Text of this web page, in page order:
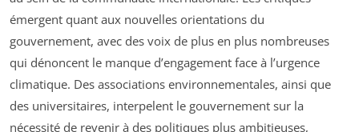
émergent quant aux nouvelles orientations du
gouvernement, avec des voix de plus en plus nombreuses
qui dénoncent le manque d’engagement face à l’urgence
climatique. Des associations environnementales, ainsi que
des universitaires, interpelent le gouvernement sur la
nécessité de revenir à des politiques plus ambitieuses,